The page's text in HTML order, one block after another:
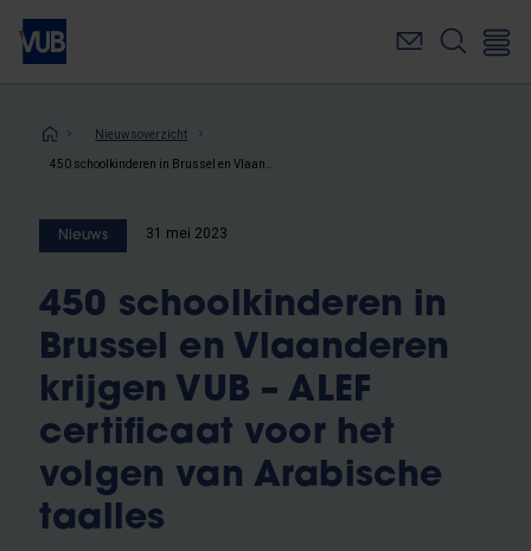
Overslaan
naar
inhoudKruimelpad
Nieuwsoverzicht
Nieuws 31 mei 2023
450 schoolkinderen in
Brussel en Vlaanderen
krijgen VUB – ALEF
certificaat voor het
volgen van Arabische
taalles